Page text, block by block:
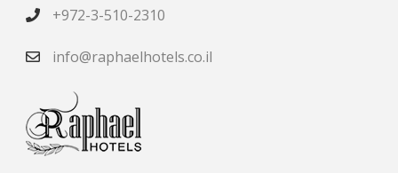
+972-3-510-2310
info@raphaelhotels.co.il